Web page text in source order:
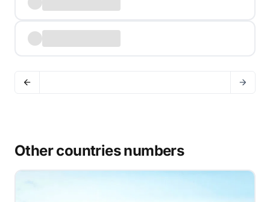
Other countries numbers